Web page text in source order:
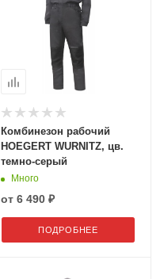
Комбинезон рабочий
HOEGERT WURNITZ, цв.
темно-серый
Много
от 6 490 ₽
ПОДРОБНЕЕ